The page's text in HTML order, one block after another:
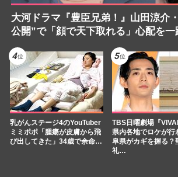
大河ドラマ『豊臣兄弟！』山田涼介
公開”で「顔で天下取れる」心配を
乳がんステージ4のYouTuber
ミミポポ「腫瘍が皮膚から飛
び出してきた」34歳で余命…
TBS日曜劇場『
県内各地でロケが行
阜県がカギを握る？
礼…